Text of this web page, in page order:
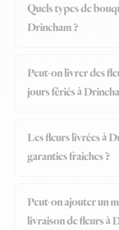
Quels types de
Drincham ?
Peut-on livrer des
jours fériés à
Les fleurs livrées à
garanties fraîches ?
Peut-on ajouter un
livraison de fleurs à